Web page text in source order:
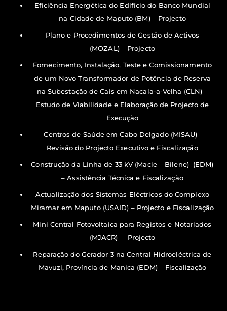
Eficiência Energética do Edifício do Banco Mundial
na Cidade de Maputo (BM) – Projecto
Plano e Procedimentos de Gestão de Activos
(MOZAL) – Projecto
Fornecimento, Instalação, Teste e Comissionamento
de um Novo Transformador de Potência de Reserva
na Subestação de Cais em Nacala-a-Velha (CLN) –
Estudo de Viabilidade e Elaboração de Projecto de
Execução
Centros de Saúde em Cabo Delgado (MISAU)–
Revisão do Projecto Executivo e Fiscalização
Construção da Linha de 33 kV (Macie – Bilene) (EDM)
– Assistência Técnica e Fiscalização
Actualização dos Sistemas Eléctricos do Complexo
Miramar em Maputo (USAID) – Projecto e Fiscalização
Mini Central Fotovoltaica para Registos e Notariados
(MJACR) – Projecto
Reparação do Gerador 3 na Central Hidroeléctrica de
Mavuzi, Província de Manica (EDM) – Fiscalização